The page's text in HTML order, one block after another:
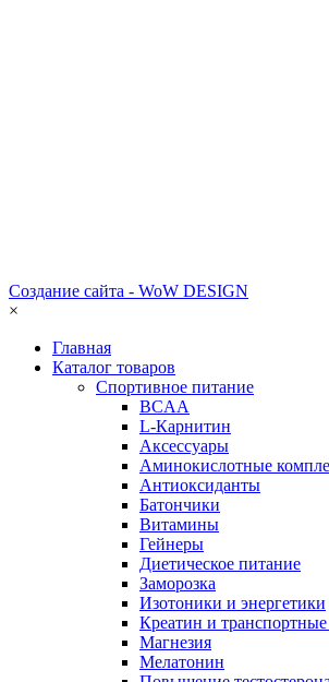
Создание сайта - WoW DESIGN
×
Главная
Каталог товаров
Спортивное питание
BCAA
L-Карнитин
Аксессуары
Аминокислотные
Антиоксиданты
Батончики
Витамины
Гейнеры
Диетическое питание
Заморозка
Изотоники и энергетики
Креатин и
Магнезия
Мелатонин